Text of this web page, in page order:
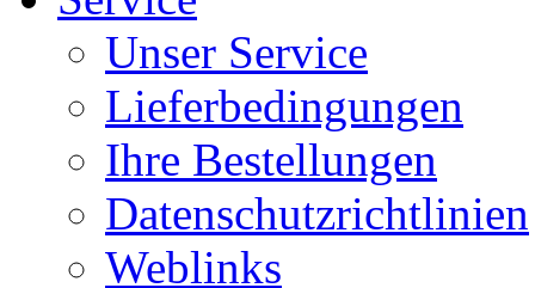
Unser Service
Lieferbedingungen
Ihre Bestellungen
Datenschutzrichtlinien
Weblinks